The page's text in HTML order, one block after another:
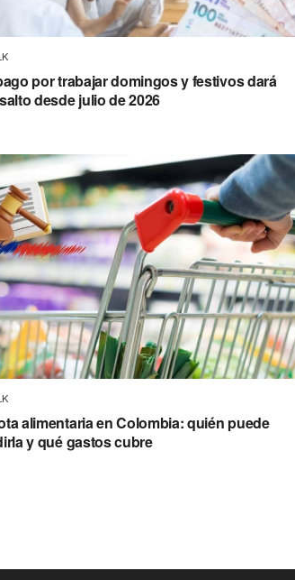
por trabajar domingos y festivos dará
desde julio de 2026
alimentaria en Colombia: quién puede
y qué gastos cubre